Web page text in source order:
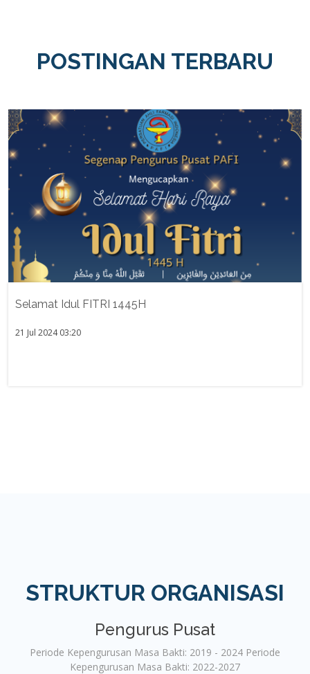
POSTINGAN TERBARU
Selamat Idul FITRI 1445H
21 Jul 2024 03:20
STRUKTUR ORGANISASI
Pengurus Pusat
Periode Kepengurusan Masa Bakti: 2019 - 2024 Periode
Kepengurusan Masa Bakti: 2022-2027